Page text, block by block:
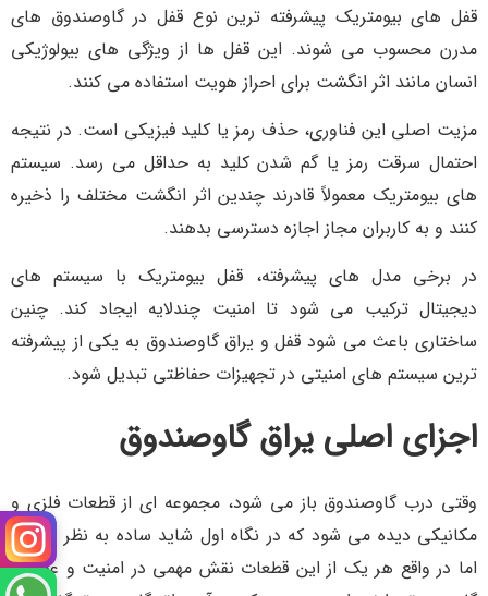
قفل های بیومتریک پیشرفته ترین نوع قفل در گاوصندوق های
مدرن محسوب می شوند. این قفل ها از ویژگی های بیولوژیکی
انسان مانند اثر انگشت برای احراز هویت استفاده می کنند.
مزیت اصلی این فناوری، حذف رمز یا کلید فیزیکی است. در نتیجه
احتمال سرقت رمز یا گم شدن کلید به حداقل می رسد. سیستم
های بیومتریک معمولاً قادرند چندین اثر انگشت مختلف را ذخیره
کنند و به کاربران مجاز اجازه دسترسی بدهند.
در برخی مدل های پیشرفته، قفل بیومتریک با سیستم های
دیجیتال ترکیب می شود تا امنیت چندلایه ایجاد کند. چنین
ساختاری باعث می شود قفل و یراق گاوصندوق به یکی از پیشرفته
ترین سیستم های امنیتی در تجهیزات حفاظتی تبدیل شود.
اجزای اصلی یراق گاوصندوق
وقتی درب گاوصندوق باز می شود، مجموعه ای از قطعات فلزی و
مکانیکی دیده می شود که در نگاه اول شاید ساده به نظر برسند.
اما در واقع هر یک از این قطعات نقش مهمی در امنیت و عملکرد